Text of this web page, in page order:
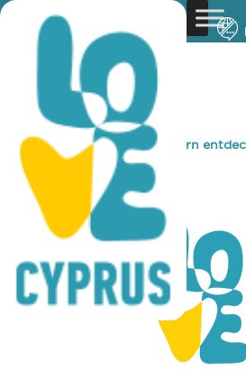
You are here: Home »Zypern
TO KELLARI
TO KELLARI